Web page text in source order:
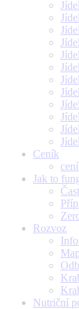
Ceník
Jak to
Rozvoz
Nutriční